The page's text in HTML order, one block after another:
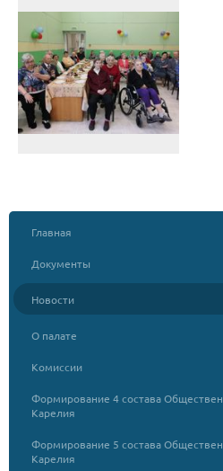
Главная
Документы
Новости
О палате
Комиссии
Формирование 4 состава
Карелия
Формирование 5 состава
Карелия